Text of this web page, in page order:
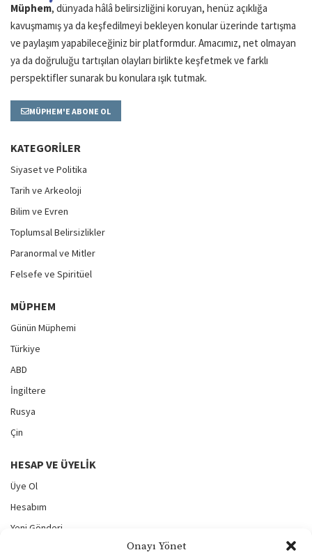
Onayı Yönet
Müphem, dünyada hâlâ belirsizliğini koruyan, henüz açıklığa
kavuşmamış ya da keşfedilmeyi bekleyen konular üzerinde tartışma
ve paylaşım yapabileceğiniz bir platformdur. Amacımız, net olmayan
ya da doğruluğu tartışılan olayları birlikte keşfetmek ve farklı
perspektifler sunarak bu konulara ışık tutmak.
MÜPHEM'E ABONE OL
KATEGORILER
Siyaset ve Politika
Tarih ve Arkeoloji
Bilim ve Evren
Toplumsal Belirsizlikler
Paranormal ve Mitler
Felsefe ve Spiritüel
MÜPHEM
Günün Müphemi
Türkiye
ABD
İngiltere
Rusya
Çin
HESAP VE ÜYELIK
Üye Ol
Hesabım
Yeni Gönderi